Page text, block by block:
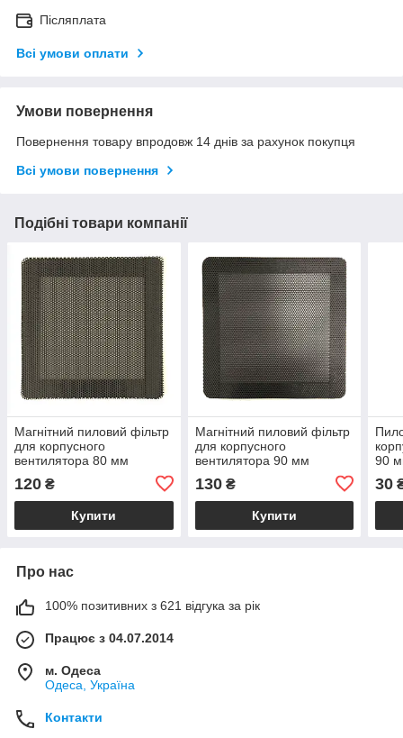
Післяплата
Всі умови оплати
Умови повернення
Повернення товару впродовж 14 днів за рахунок покупця
Всі умови повернення
Подібні товари компанії
Магнітний пиловий фільтр
для корпусного
вентилятора 80 мм
120 ₴
Купити
Магнітний пиловий фільтр
для корпусного
вентилятора 90 мм
130₴
Купити
90
30
Про нас
100% позитивних з 621 відгука за рік
Працює з 04.07.2014
м. Одеса
Одеса, Україна
Контакти